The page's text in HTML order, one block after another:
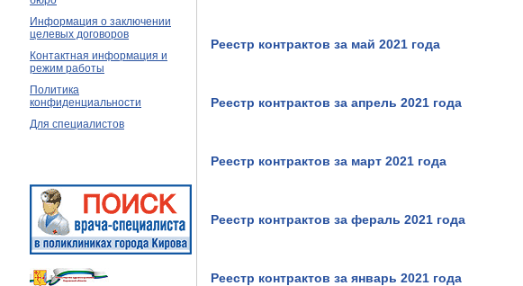
Информация о заключении
целевых договоров
Контактная информация и
режим работы
Политика
конфиденциальности
Для специалистов
Реестр контрактов за май 2021 года
Реестр контрактов за апрель 2021 года
Реестр контрактов за март 2021 года
Реестр контрактов за фераль 2021 года
Реестр контрактов за январь 2021 года